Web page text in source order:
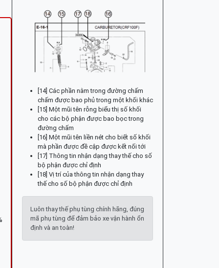
[14] Các phần nằm trong đường chấm
chấm được bao phủ trong một khối khác
[15] Một mũi tên rỗng biểu thị số khối
cho các bộ phận được bao bọc trong
đường chấm
[16] Một mũi tên liền nét cho biết số khối
mà phần được đề cập được kết nối tới
[17] Thông tin nhận dạng thay thế cho số
bộ phận được chỉ định
[18] Vị trí của thông tin nhận dạng thay
thế cho số bộ phận được chỉ định
Luôn thay thế phụ tùng chính hãng, đúng
mã phụ tùng để đảm bảo xe vận hành ổn
định và an toàn!